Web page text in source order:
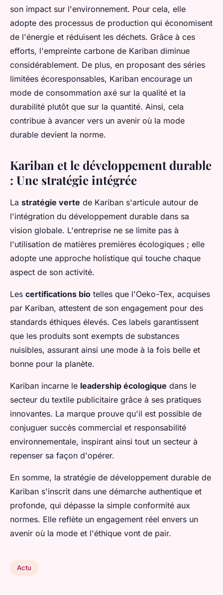
son impact sur l'environnement. Pour cela, elle
adopte des processus de production qui économisent
de l'énergie et réduisent les déchets. Grâce à ces
efforts, l'empreinte carbone de Kariban diminue
considérablement. De plus, en proposant des séries
limitées écoresponsables, Kariban encourage un
mode de consommation axé sur la qualité et la
durabilité plutôt que sur la quantité. Ainsi, cela
contribue à avancer vers un avenir où la mode
durable devient la norme.
Kariban et le développement durable
: Une stratégie intégrée
La stratégie verte de Kariban s'articule autour de
l'intégration du développement durable dans sa
vision globale. L'entreprise ne se limite pas à
l'utilisation de matières premières écologiques ; elle
adopte une approche holistique qui touche chaque
aspect de son activité.
Les certifications bio telles que l'Oeko-Tex, acquises
par Kariban, attestent de son engagement pour des
standards éthiques élevés. Ces labels garantissent
que les produits sont exempts de substances
nuisibles, assurant ainsi une mode à la fois belle et
bonne pour la planète.
Kariban incarne le leadership écologique dans le
secteur du textile publicitaire grâce à ses pratiques
innovantes. La marque prouve qu'il est possible de
conjuguer succès commercial et responsabilité
environnementale, inspirant ainsi tout un secteur à
repenser sa façon d'opérer.
En somme, la stratégie de développement durable de
Kariban s'inscrit dans une démarche authentique et
profonde, qui dépasse la simple conformité aux
normes. Elle reflète un engagement réel envers un
avenir où la mode et l'éthique vont de pair.
Actu